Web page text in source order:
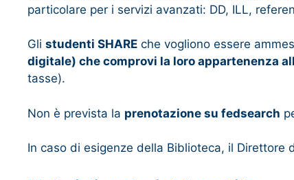
particolare per i servizi avanzati: DD, ILL,
Gli studenti SHARE che vogliono essere
digitale) che comprovi la loro appartenenza
tasse).
Non è prevista la prenotazione su fedsearch
In caso di esigenze della Biblioteca, il